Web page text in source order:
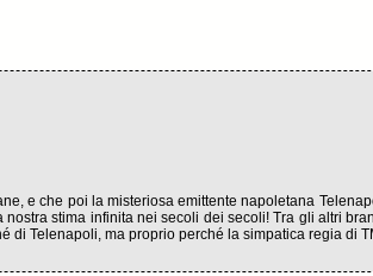
e che poi la misteriosa emittente napoletana
stima infinita nei secoli dei secoli! Tra gli altri
di Telenapoli, ma proprio perché la simpatica regia di